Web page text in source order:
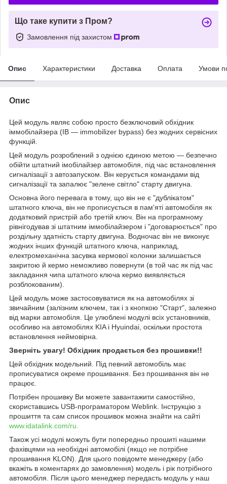
Що таке купити з Пром?
Замовлення під захистом
Опис Характеристики Доставка Оплата Умови
Опис
Цей модуль являє собою просто безключовий обхідник
іммобілайзера (IB — immobilizer bypass) без жодних сервісних
функцій.
Цей модуль розроблений з однією єдиною метою — безпечно
обійти штатний імобілайзер автомобіля, під час встановлення
сигналізації з автозапуском. Він керується командами від
сигналізації та запалює "зелене світло" старту двигуна.
Основна його перевага в тому, що він не є "дублікатом"
штатного ключа, він не прописується в пам'яті автомобіля як
додатковий пристрій або третій ключ. Він на програмному
рівнігодував зі штатним іммобілайзером і "договарюється" про
роздільну здатність старту двигуна. Водночас він не виконує
жодних інших функцій штатного ключа, наприклад,
електромеханічна засувка кермової колонки залишається
закритою й кермо неможливо повернути (в той час як під час
закладання чипа штатного ключа кермо виявляється
розблокованим).
Цей модуль може застосовуватися як на автомобілях зі
звичайним (залізним ключем, так і з кнопкою "Старт", залежно
від марки автомобіля. Це улюблені модулі всіх установників,
особливо на автомобілях KIA і Hyuindai, оскільки простота
встановлення неймовірна.
Зверніть увагу! Обхідник продається без прошивки!!
Цей обхідник модельний. Під певний автомобіль має
прописуватися окреме прошивання. Без прошивання він не
працює.
Потрібен прошивку Ви можете завантажити самостійно,
скориставшись USB-програматором Weblink . Інструкцію з
прошиття та сам список прошивок можна знайти на сайті
www.idatalink.com/ru
Також усі модулі можуть бути попередньо прошиті нашими
фахівцями на необхідні автомобілі (якщо не потрібне
прошивання KLON). Для цього повідомте менеджеру (або
вкажіть в коментарях до замовлення) модель і рік потрібного
автомобіля. Після цього менеджер передасть модуль у наш